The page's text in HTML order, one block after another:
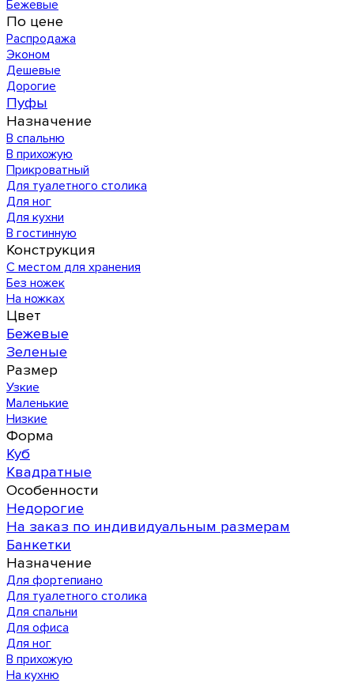
Бежевые
По цене
Распродажа
Эконом
Дешевые
Дорогие
Пуфы
Назначение
В спальню
В прихожую
Прикроватный
Для туалетного столика
Для ног
Для кухни
В гостинную
Конструкция
С местом для хранения
Без ножек
На ножках
Цвет
Бежевые
Зеленые
Размер
Узкие
Маленькие
Низкие
Форма
Куб
Квадратные
Особенности
Недорогие
На заказ по индивидуальным размерам
Банкетки
Назначение
Для фортепиано
Для туалетного столика
Для спальни
Для офиса
Для ног
В прихожую
На кухню